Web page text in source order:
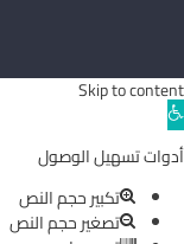
Skip to content
Open
toolbar
أدوات تسهيل الوصول
تكبير حجم النص
تصغير حجم النص